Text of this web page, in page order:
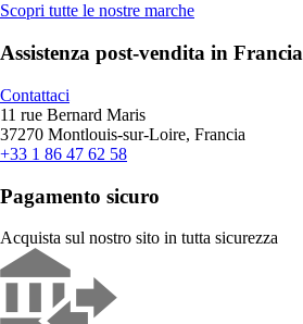
Scopri tutte le nostre marche
Assistenza post-vendita in Francia
Contattaci
11 rue Bernard Maris
37270 Montlouis-sur-Loire, Francia
+33 1 86 47 62 58
Pagamento sicuro
Acquista sul nostro sito in tutta sicurezza